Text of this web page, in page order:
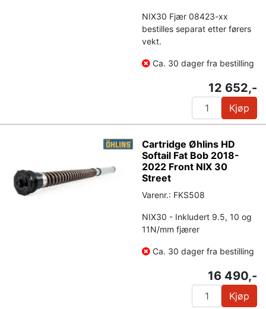
NIX30 Fjær 08423-xx
bestilles separat etter førers
vekt.
Ca. 30 dager fra bestilling
12 652,-
Kjøp
Cartridge Øhlins HD
Softail Fat Bob 2018-
2022 Front NIX 30
Street
Varenr.: FKS508
NIX30 - Inkludert 9.5, 10 og
11N/mm fjærer
Ca. 30 dager fra bestilling
16 490,-
Kjøp